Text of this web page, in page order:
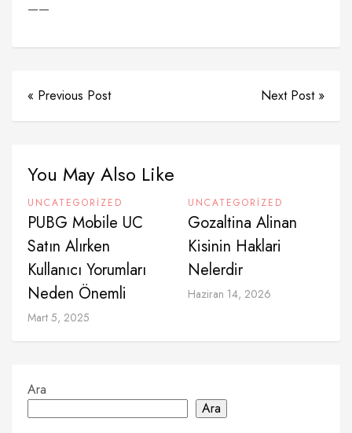
——
« Previous Post Next Post »
You May Also Like
UNCATEGORIZED
PUBG Mobile UC
Satın Alırken
Kullanıcı Yorumları
Neden Önemli
Mart 5, 2025
UNCATEGORIZED
Gozaltina Alinan
Kisinin Haklari
Nelerdir
Haziran 14, 2026
Ara
Ara